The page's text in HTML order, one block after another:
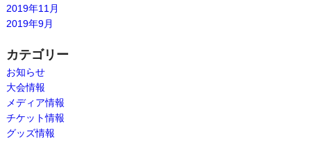
2019年11月
2019年9月
カテゴリー
お知らせ
大会情報
メディア情報
チケット情報
グッズ情報